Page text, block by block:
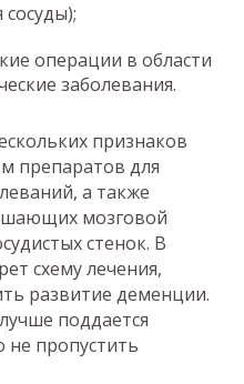
операции в области
заболевания.
признаков
препаратов для
а также
мозговой
стенок. В
схему лечения,
развитие деменции.
поддается
пропустить